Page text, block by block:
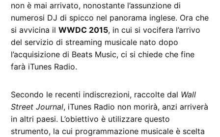
non è mai arrivato, nonostante l’assunzione di
numerosi DJ di spicco nel panorama inglese. Ora che
si avvicina ilWWDC 2015, in cui si vocifera l’arrivo
del servizio di streaming musicale nato dopo
l’acquisizione di Beats Music, ci si chiede che fine
farà iTunes Radio.
Secondo le recenti indiscrezioni, raccolte dal Wall
Street Journal, iTunes Radio non morirà, anzi arriverà
in altri paesi. L’obiettivo è utilizzare questo
strumento, la cui programmazione musicale è scelta